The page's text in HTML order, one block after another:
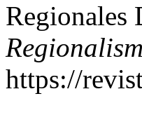
Regionales
https://